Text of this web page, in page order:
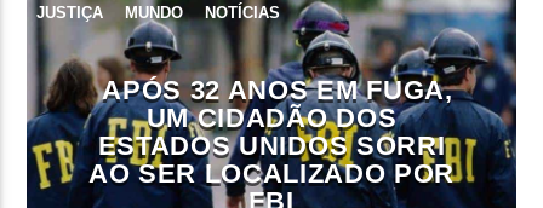
JUSTIÇA MUNDO NOTÍCIAS
APÓS 32 ANOS EM FUGA,
UM CIDADÃO DOS
ESTADOS UNIDOS SORRI
AO SER LOCALIZADO POR
FBI